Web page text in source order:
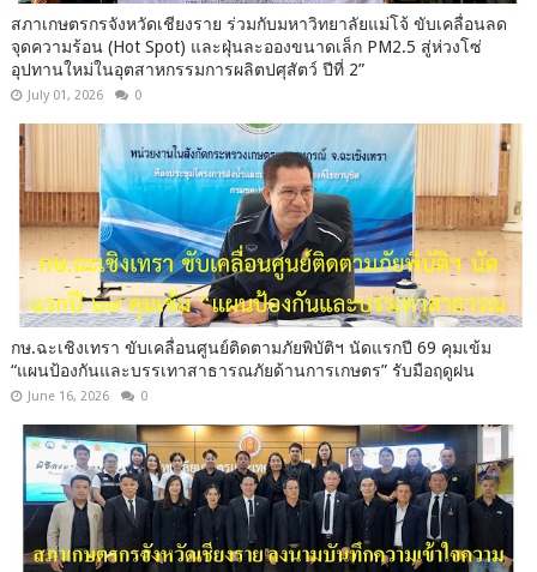
สภาเกษตรกรจังหวัดเชียงราย ร่วมกับมหาวิทยาลัยแม่โจ้ ขับเคลื่อนลด
จุดความร้อน (Hot Spot) และฝุ่นละอองขนาดเล็ก PM2.5 สู่ห่วงโซ่
อุปทานใหม่ในอุตสาหกรรมการผลิตปศุสัตว์ ปีที่ 2”
July 01, 2026 0
กษ.ฉะเชิงเทรา ขับเคลื่อนศูนย์ติดตามภัยพิบัติฯ นัดแรกปี 69 คุมเข้ม
“แผนป้องกันและบรรเทาสาธารณภัยด้านการเกษตร” รับมือฤดูฝน
June 16, 2026 0